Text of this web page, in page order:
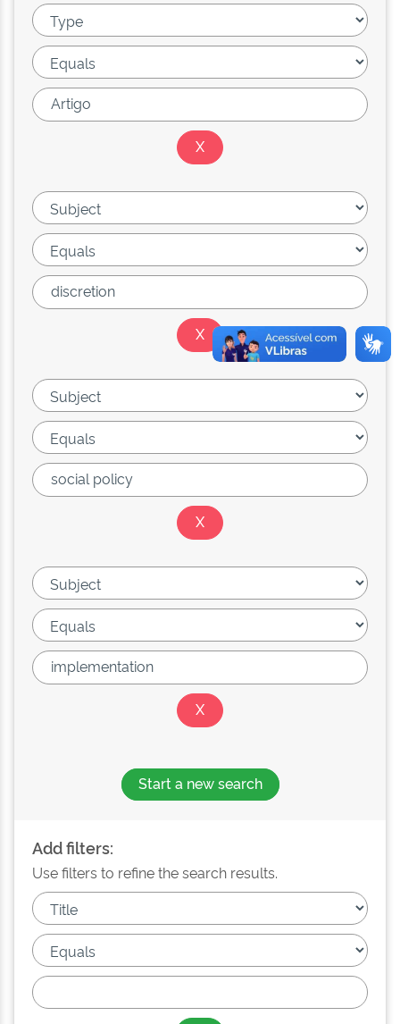
Start a new search
Add filters:
Use filters to refine the search results.